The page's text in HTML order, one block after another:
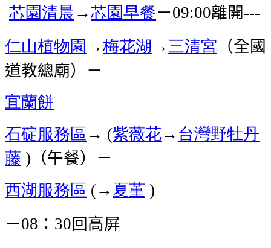
芯園清晨→芯園早餐－09:00離開---
仁山植物園→梅花湖→三清宮 （全國
道教總廟）－
宜蘭餅
石碇服務區→ (紫薇花→台灣野牡丹
藤 )
（午餐）－
西湖服務區 (→夏堇 )
－08 ： 30回高屏